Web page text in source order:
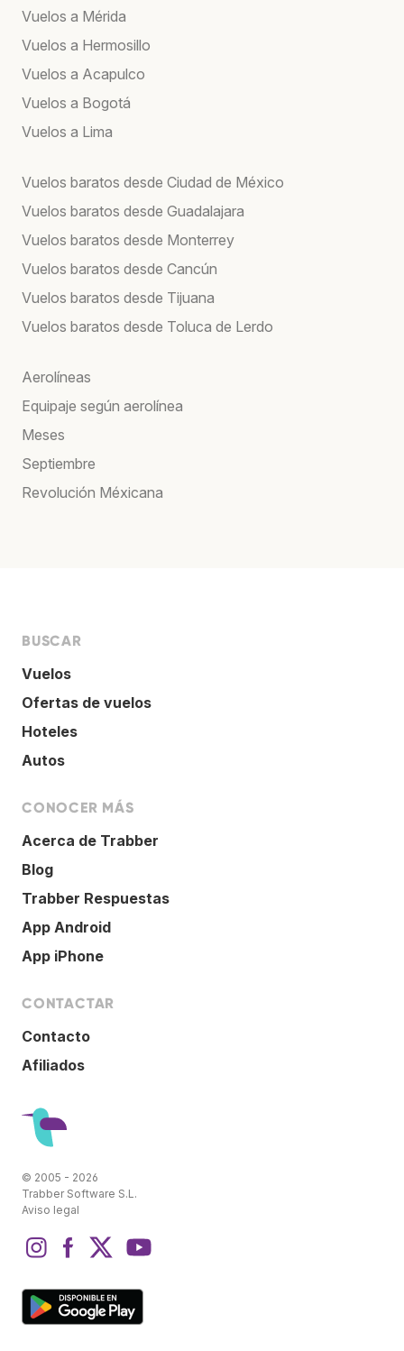
Vuelos a Mérida
Vuelos a Hermosillo
Vuelos a Acapulco
Vuelos a Bogotá
Vuelos a Lima
Vuelos baratos desde Ciudad de México
Vuelos baratos desde Guadalajara
Vuelos baratos desde Monterrey
Vuelos baratos desde Cancún
Vuelos baratos desde Tijuana
Vuelos baratos desde Toluca de Lerdo
Aerolíneas
Equipaje según aerolínea
Meses
Septiembre
Revolución Méxicana
BUSCAR
Vuelos
Ofertas de vuelos
Hoteles
Autos
CONOCER MÁS
Acerca de Trabber
Blog
Trabber Respuestas
App Android
App iPhone
CONTACTAR
Contacto
Afiliados
© 2005 - 2026
Trabber Software S.L.
Aviso legal